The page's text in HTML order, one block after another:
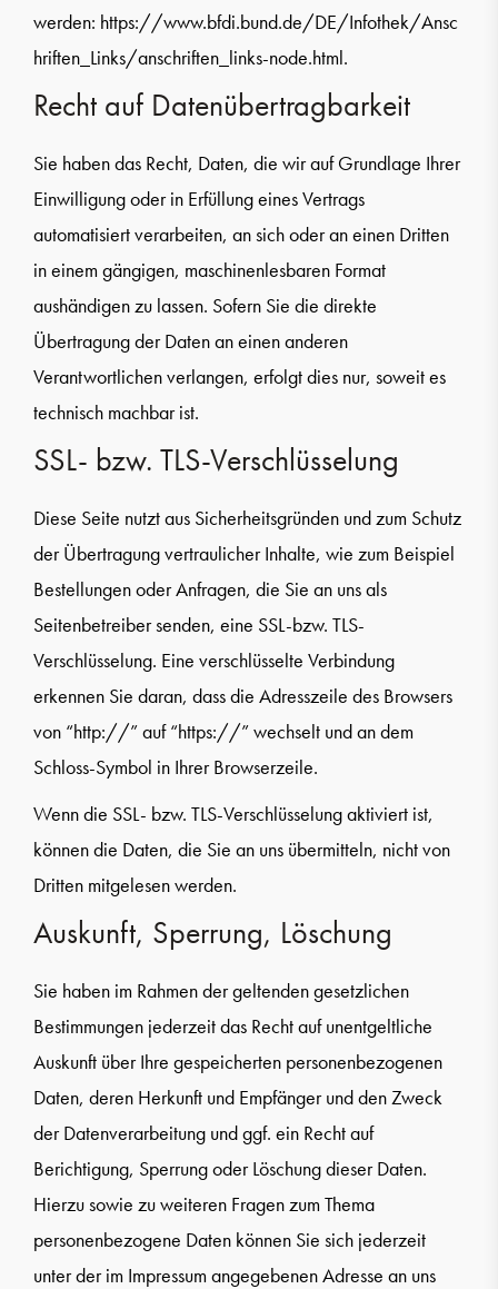
werden: https://www.bfdi.bund.de/DE/Infothek/Ansc
hriften_Links/anschriften_links-node.html.
Recht auf Datenübertragbarkeit
Sie haben das Recht, Daten, die wir auf Grundlage Ihrer
Einwilligung oder in Erfüllung eines Vertrags
automatisiert verarbeiten, an sich oder an einen Dritten
in einem gängigen, maschinenlesbaren Format
aushändigen zu lassen. Sofern Sie die direkte
Übertragung der Daten an einen anderen
Verantwortlichen verlangen, erfolgt dies nur, soweit es
technisch machbar ist.
SSL- bzw. TLS-Verschlüsselung
Diese Seite nutzt aus Sicherheitsgründen und zum Schutz
der Übertragung vertraulicher Inhalte, wie zum Beispiel
Bestellungen oder Anfragen, die Sie an uns als
Seitenbetreiber senden, eine SSL-bzw. TLS-
Verschlüsselung. Eine verschlüsselte Verbindung
erkennen Sie daran, dass die Adresszeile des Browsers
von “http://” auf “https://” wechselt und an dem
Schloss-Symbol in Ihrer Browserzeile.
Wenn die SSL- bzw. TLS-Verschlüsselung aktiviert ist,
können die Daten, die Sie an uns übermitteln, nicht von
Dritten mitgelesen werden.
Auskunft, Sperrung, Löschung
Sie haben im Rahmen der geltenden gesetzlichen
Bestimmungen jederzeit das Recht auf unentgeltliche
Auskunft über Ihre gespeicherten personenbezogenen
Daten, deren Herkunft und Empfänger und den Zweck
der Datenverarbeitung und ggf. ein Recht auf
Berichtigung, Sperrung oder Löschung dieser Daten.
Hierzu sowie zu weiteren Fragen zum Thema
personenbezogene Daten können Sie sich jederzeit
unter der im Impressum angegebenen Adresse an uns